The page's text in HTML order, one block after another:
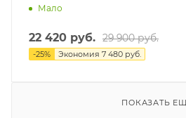
Мало
22 420 руб. 29 900руб.
-25% Экономия 7 480 руб.
ПОКАЗАТЬ